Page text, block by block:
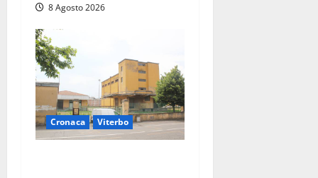
8 Agosto 2026
Cronaca Viterbo